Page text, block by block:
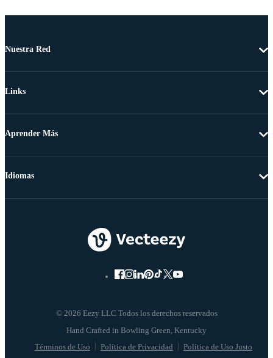
Nuestra Red
Links
Aprender Más
© 2026 Eezy LLC Todos los derechos reservados
Términos de Uso Política de Privacidad Política de Uso Justo
Idiomas